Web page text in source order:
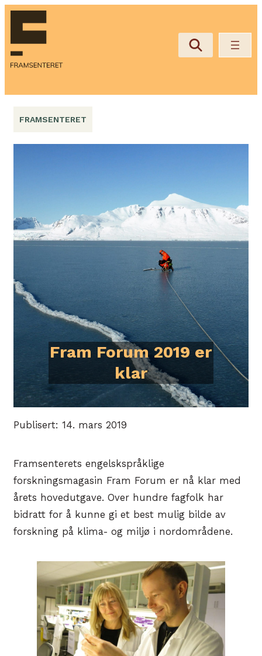
Hopp
innhold
FRAMSENTERET
Fram Forum 2019 er
klar
Publisert: 14. mars 2019
Framsenterets engelskspråklige
forskningsmagasin Fram Forum er nå klar med
årets hovedutgave. Over hundre fagfolk har
bidratt for å kunne gi et best mulig bilde av
forskning på klima- og miljø i nordområdene.